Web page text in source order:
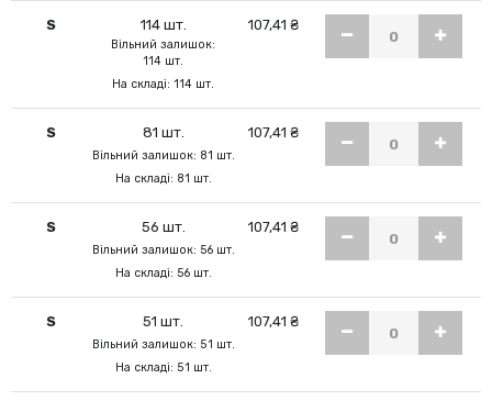
S 114 шт.
Вільний залишок:
114 шт.
На складі: 114 шт.
107,41 ₴
S 81 шт.
Вільний залишок: 81 шт.
На складі: 81 шт.
107,41 ₴
S 56 шт.
Вільний залишок: 56 шт.
На складі: 56 шт.
107,41 ₴
S 51 шт.
Вільний залишок: 51 шт.
На складі: 51 шт.
107,41 ₴